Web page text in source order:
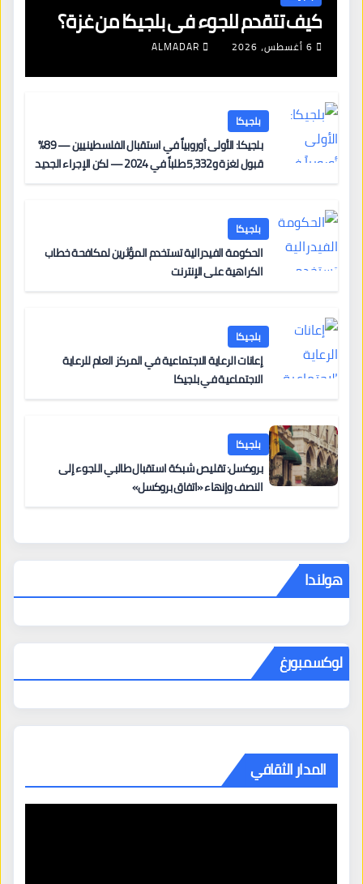
كيف تتقدم للجوء في بلجيكا من غزة؟
6 أغسطس، 2026 ALMADAR
بلجيكا
بلجيكا: الأولى أوروبياً في استقبال الفلسطينيين — 89%
قبول لغزة و5,332 طلباً في 2024 — لكن الإجراء الجديد
بلجيكا
الحكومة الفيدرالية تستخدم المؤثرين لمكافحة خطاب
الكراهية على الإنترنت
بلجيكا
إعانات الرعاية الاجتماعية في المركز العام للرعاية
الاجتماعية في بلجيكا
بلجيكا
بروكسل: تقليص شبكة استقبال طالبي اللجوء إلى
النصف وإنهاء «اتفاق بروكسل»
هولندا
لوكسمبورغ
المدار الثقافي